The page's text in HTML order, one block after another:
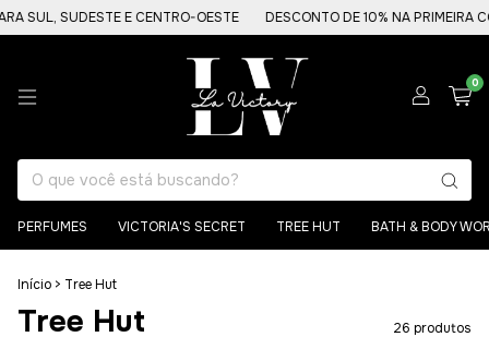
SUDESTE E CENTRO-OESTE DESCONTO DE 10% NA PRIMEIRA
0
PERFUMES VICTORIA'S SECRET TREE HUT BATH & BODY
Início > Tree Hut
Tree Hut
26 produtos